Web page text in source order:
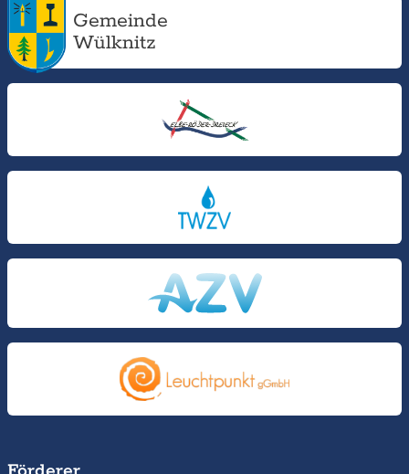
Gemeinde
Wülknitz